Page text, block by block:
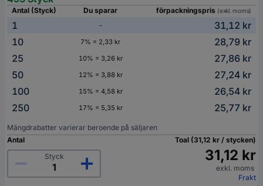
Antal (Styck) Du sparar förpackningspris (exkl. moms)
1 -
31,12 kr
10
7% = 2,33 kr
28,79 kr
25
10% = 3,26 kr
27,86 kr
50
12% = 3,88 kr
27,24 kr
100
15% = 4,58 kr
26,54 kr
250
17% = 5,35 kr 25,77 kr
Mängdrabatter varierar beroende på säljaren
Antal
Styck
Toal (31,12 kr / stycken)
31,12 kr
exkl. moms
Frakt